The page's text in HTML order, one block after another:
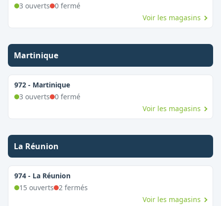
3 ouverts 0fermé
Voir les magasins
Martinique
972 - Martinique
3 ouverts 0fermé
Voir les magasins
La Réunion
974 - La Réunion
15 ouverts 2fermés
Voir les magasins